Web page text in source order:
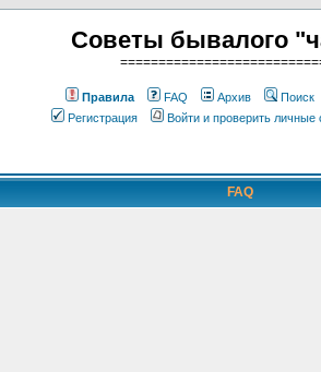
Советы бывалого
Правила FAQ Архив Поиск
Регистрация
Войти и проверить личные
FAQ